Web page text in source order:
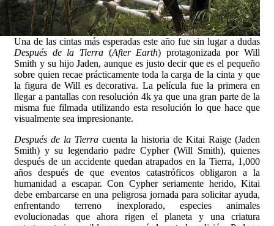
Una de las cintas más esperadas este año fue sin lugar a dudas
Después de la Tierra (After Earth) protagonizada por Will
Smith y su hijo Jaden, aunque es justo decir que es el pequeño
sobre quien recae prácticamente toda la carga de la cinta y que
la figura de Will es decorativa. La película fue la primera en
llegar a pantallas con resolución 4k ya que una gran parte de la
misma fue filmada utilizando esta resolución lo que hace que
visualmente sea impresionante.
Después de la Tierra cuenta la historia de Kitai Raige (Jaden
Smith) y su legendario padre Cypher (Will Smith), quienes
después de un accidente quedan atrapados en la Tierra, 1,000
años después de que eventos catastróficos obligaron a la
humanidad a escapar. Con Cypher seriamente herido, Kitai
debe embarcarse en una peligrosa jornada para solicitar ayuda,
enfrentando terreno inexplorado, especies animales
evolucionadas que ahora rigen el planeta y una criatura